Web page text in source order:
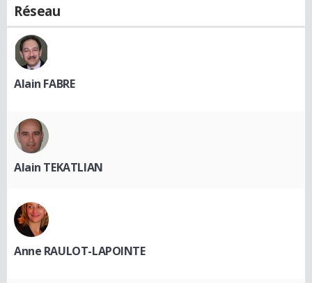
Réseau
Alain FABRE
Alain TEKATLIAN
Anne RAULOT-LAPOINTE